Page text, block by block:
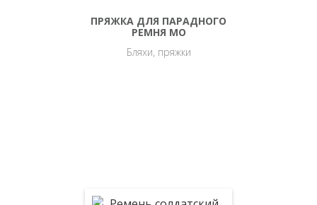
ПРЯЖКА ДЛЯ ПАРАДНОГО
РЕМНЯ МО
Бляхи, пряжки